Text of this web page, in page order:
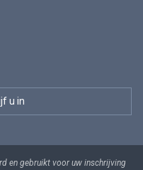
en gebruikt voor uw inschrijving